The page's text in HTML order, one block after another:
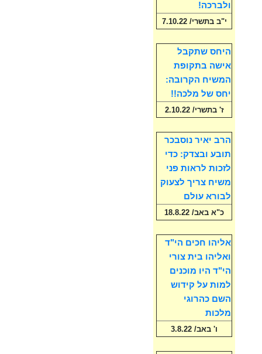
ולברכה!
י"ב בתשרי/ 7.10.22
היחס שתקבל
אישה בתקופת
המשיח הקרובה:
יחס של מלכה!!
ז' בתשרי/ 2.10.22
הרב יאיר נוסבכר
תובע ובצדק: כדי
לזכות לראות פני
משיח צריך לצעוק
לבורא עולם
כ"א באב/ 18.8.22
אליהו חכים הי"ד
ואליהו בית צורי
הי"ד היו מוכנים
למות על קידוש
השם כהרוגי
מלכות
ו' באב/ 3.8.22